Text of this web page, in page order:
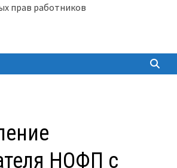
прав работников
НОФП с